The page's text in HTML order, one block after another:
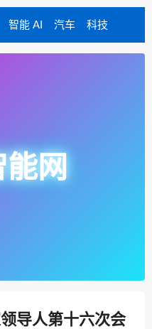
智能 AI 汽车 科技
网
导人第十六次会